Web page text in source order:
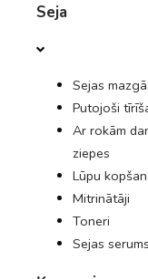
ZILOŅU AIZSARDZĪBAS
GLOBĀLĀ KLĀTBŪTNE UN
Seja
Sejas
Putojoši
Ar rokām
ziepes
Lūpu
Mitrinātāji
Toneri
Sejas serums